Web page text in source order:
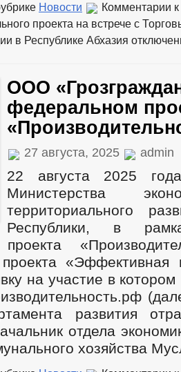
собственности
среднего бизнеса
рассрочках
для сдачи в аренду
мест
и услуг
состояние субъектов
и услуг
требований
правонарушений
Новости Комментарии
проекта на встрече с
в Республике Абхазия
ООО
федеральном
27 августа, 2025 admin
22 августа 2025 года
Министерства
территориального
Республики, в
проекта
на участие в
развития
отдела
хозяйства